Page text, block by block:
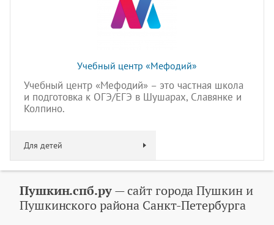
Учебный центр «Мефодий»
Учебный центр «Мефодий» – это частная школа
и подготовка к ОГЭ/ЕГЭ в Шушарах, Славянке и
Колпино.
Для детей
Пушкин.спб.ру— сайт города Пушкин и
Пушкинского района Санкт-Петербурга